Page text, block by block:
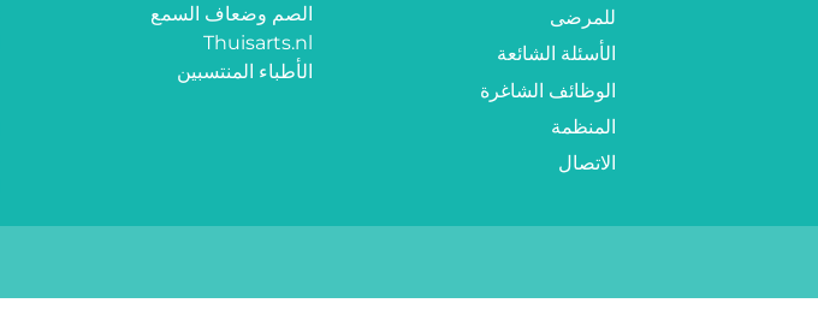
للمرضى
الأسئلة الشائعة
الوظائف الشاغرة
المنظمة
الاتصال
الصم وضعاف السمع
Thuisarts.nl
الأطباء المنتسبين